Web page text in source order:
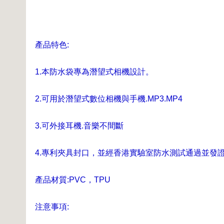
產品特色:
1.本防水袋專為潛望式相機設計。
2.可用於潛望式數位相機與手機.MP3.MP4
3.可外接耳機.音樂不間斷
4.專利夾具封口，並經香港實驗室防水測試通過並發
產品材質:PVC，TPU
注意事項: